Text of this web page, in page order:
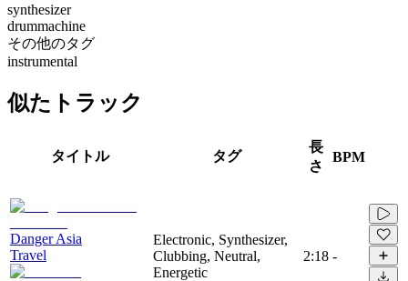
synthesizer
drummachine
その他のタグ
instrumental
似たトラック
タイトル タグ
長
さ
BPM
Danger Asia
Travel
Electronic, Synthesizer,
Clubbing, Neutral,
Energetic
2:18 -